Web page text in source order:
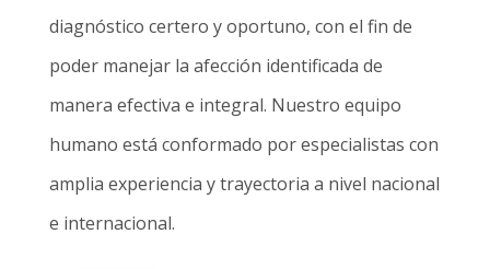
diagnóstico certero y oportuno, con el fin de
poder manejar la afección identificada de
manera efectiva e integral. Nuestro equipo
humano está conformado por especialistas con
amplia experiencia y trayectoria a nivel nacional
e internacional.